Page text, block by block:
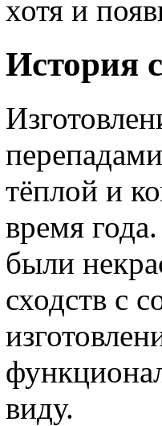
хотя и
История
тёплой и
время
были
сходств с
виду.